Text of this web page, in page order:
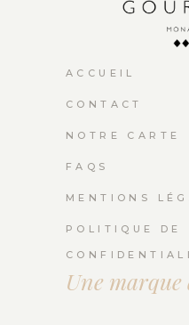
ACCUEIL
CONTACT
NOTRE CARTE
FAQS
MENTIONS
POLITIQUE DE
Une